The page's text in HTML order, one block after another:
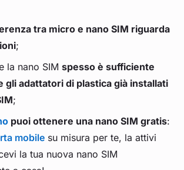
tra micro e nano SIM riguarda
;
la nano SIM spesso è sufficiente
gli adattatori di plastica già installati
;
puoi ottenere una nano SIM gratis:
mobile su misura per te, la attivi
la tua nuova nano SIM